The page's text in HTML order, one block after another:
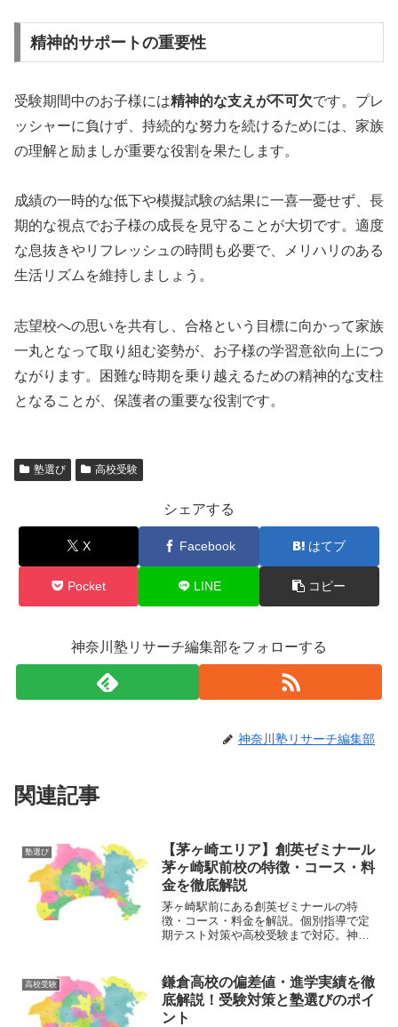
精神的サポートの重要性
受験期間中のお子様には精神的な支えが不可欠です。プレ
ッシャーに負けず、持続的な努力を続けるためには、家族
の理解と励ましが重要な役割を果たします。
成績の一時的な低下や模擬試験の結果に一喜一憂せず、長
期的な視点でお子様の成長を見守ることが大切です。適度
な息抜きやリフレッシュの時間も必要で、メリハリのある
生活リズムを維持しましょう。
志望校への思いを共有し、合格という目標に向かって家族
一丸となって取り組む姿勢が、お子様の学習意欲向上につ
ながります。困難な時期を乗り越えるための精神的な支柱
となることが、保護者の重要な役割です。
塾選び 高校受験
シェアする
X Facebook はてブ
Pocket LINE コピー
神奈川塾リサーチ編集部をフォローする
神奈川塾リサーチ編集部
関連記事
塾選び
【茅ヶ崎エリア】創英ゼミナール
茅ヶ崎駅前校の特徴・コース・料
金を徹底解説
茅ヶ崎駅前にある創英ゼミナールの特
徴・コース・料金を解説。個別指導で定
期テスト対策や高校受験まで対応。神奈
高校受験
鎌倉高校の偏差値・進学実績を徹
底解説！受験対策と塾選びのポイ
ント